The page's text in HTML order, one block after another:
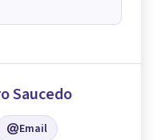
Saucedo
Email